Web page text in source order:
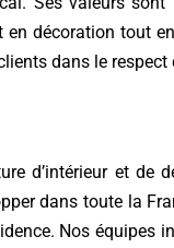
décoration tout
dans le
d’intérieur et de
dans toute la
Nos équipes